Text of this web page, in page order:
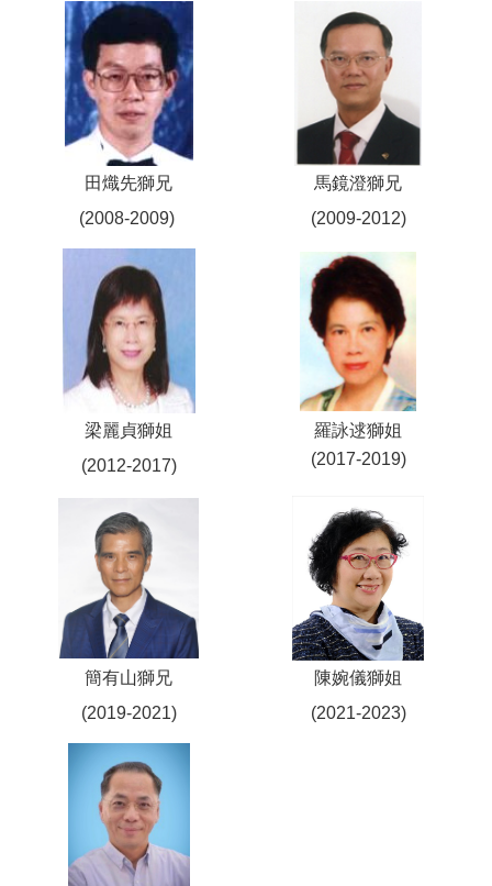
田熾先獅兄
(2008-2009)
馬鏡澄獅兄
(2009-2012)
梁麗貞獅姐
(2012-2017)
羅詠逑獅姐
(2017-2019)
簡有山獅兄
(2019-2021)
陳婉儀獅姐
(2021-2023)